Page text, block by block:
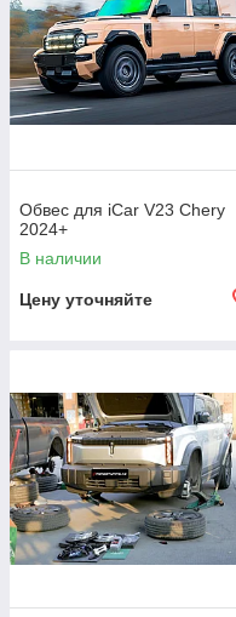
Обвес для iCar V23 Chery
2024+
В наличии
Цену уточняйте